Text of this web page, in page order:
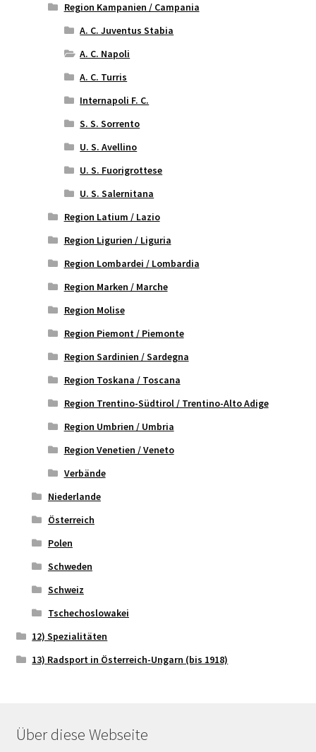
Region Kampanien / Campania
A. C. Juventus Stabia
A. C. Napoli
A. C. Turris
Internapoli F. C.
S. S. Sorrento
U. S. Avellino
U. S. Fuorigrottese
U. S. Salernitana
Region Latium / Lazio
Region Ligurien / Liguria
Region Lombardei / Lombardia
Region Marken / Marche
Region Molise
Region Piemont / Piemonte
Region Sardinien / Sardegna
Region Toskana / Toscana
Region Trentino-Südtirol / Trentino-Alto Adige
Region Umbrien / Umbria
Region Venetien / Veneto
Verbände
Niederlande
Österreich
Polen
Schweden
Schweiz
Tschechoslowakei
12) Spezialitäten
13) Radsport in Österreich-Ungarn (bis 1918)
Über diese Webseite